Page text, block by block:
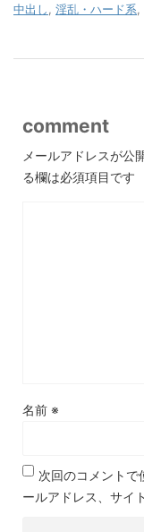
中出し
淫乱・ハード系
comment
メールアドレスが公
る欄は必須項目です
名前 ※
次回のコメントで
ールアドレス、サイ